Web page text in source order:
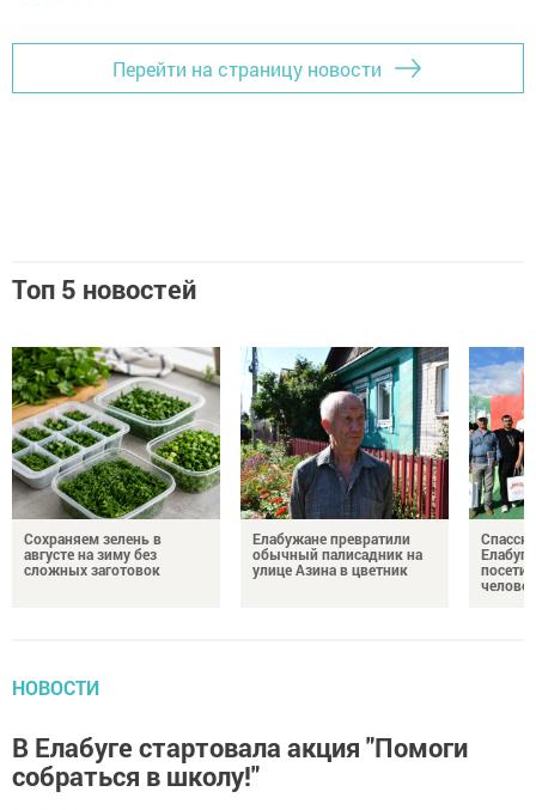
Перейти на страницу новости
Топ 5 новостей
Сохраняем зелень в
августе на зиму без
сложных заготовок
Елабужане превратили
обычный палисадник на
улице Азина в цветник
человек
НОВОСТИ
В Елабуге стартовала акция "Помоги
собраться в школу!"